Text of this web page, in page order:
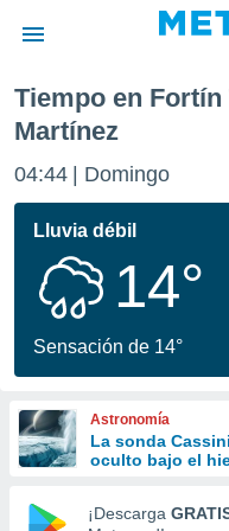
de
por
para
se
calidad.
a este
las
y
forma
basada
Tiempo en Fortín
Martínez
04:44 Domingo
Lluvia débil
14°
Sensación de 14°
Astronomía
La sonda
oculto bajo el
¡Descarga